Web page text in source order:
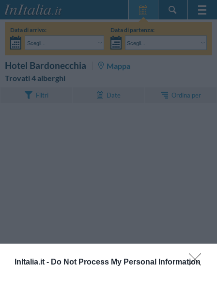
InItalia.it - Do Not Process My Personal Information
Home Page
Le mie Prenotazioni
InItalia Club
Data di arrivo:
Scegli...
Data di partenza:
Scegli...
Hotel Bardonecchia
Mappa
Trovati 4 alberghi
Filtri Date Ordina per